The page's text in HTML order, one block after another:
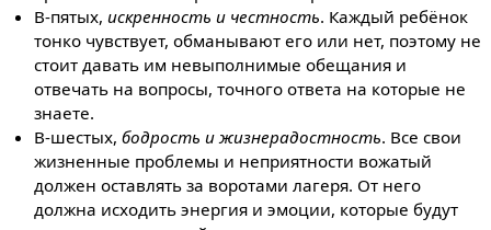
В-пятых,искренность и честность. Каждый ребёнок
тонко чувствует, обманывают его или нет, поэтому не
стоит давать им невыполнимые обещания и
отвечать на вопросы, точного ответа на которые не
знаете.
В-шестых,бодрость и жизнерадостность. Все свои
жизненные проблемы и неприятности вожатый
должен оставлять за воротами лагеря. От него
должна исходить энергия и эмоции, которые будут